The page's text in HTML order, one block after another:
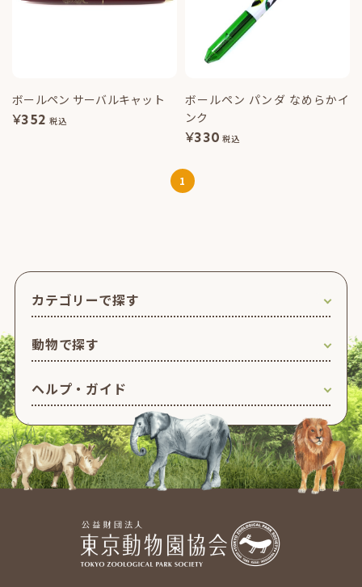
ボールペン サーバルキャット
¥352 税込
ボールペン パンダ なめらかイ
ンク
¥330 税込
1
カテゴリーで探す
動物で探す
ヘルプ・ガイド